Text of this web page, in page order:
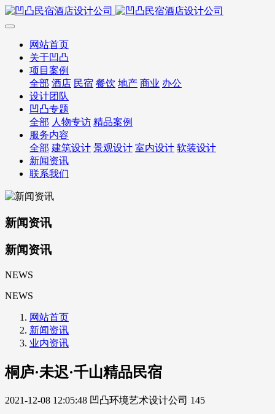
网站首页
关于凹凸
项目案例
全部 酒店 民宿 餐饮 地产 商业 办公
设计团队
凹凸专题
全部 人物专访 精品案例
服务内容
全部 建筑设计 景观设计 室内设计 软装设计
新闻资讯
联系我们
新闻资讯
新闻资讯
NEWS
NEWS
网站首页
新闻资讯
业内资讯
桐庐·未迟·千山精品民宿
2021-12-08 12:05:48 凹凸环境艺术设计公司 145